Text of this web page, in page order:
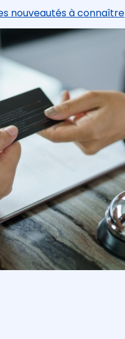
nouveautés à connaître